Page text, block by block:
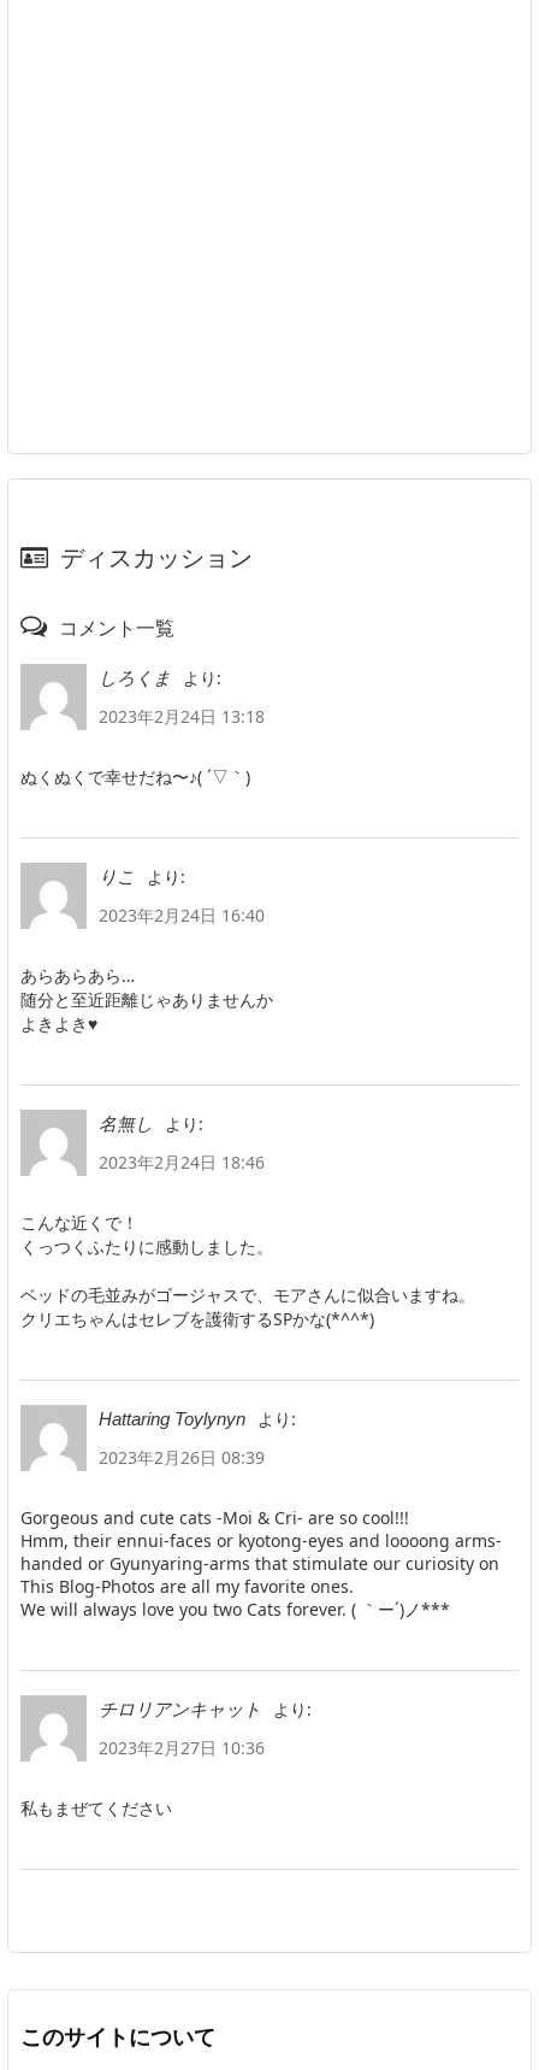
ディスカッション
コメント一覧
しろくま
より:
2023年2月24日 13:18
ぬくぬくで幸せだね〜♪( ´▽｀)
りこ
より:
2023年2月24日 16:40
あらあらあら…
随分と至近距離じゃありませんか
よきよき♥️
名無し
より:
2023年2月24日 18:46
こんな近くで！
くっつくふたりに感動しました。
ベッドの毛並みがゴージャスで、モアさんに似合いますね。
クリエちゃんはセレブを護衛するSPかな(*^^*)
Hattaring Toylynyn
より:
2023年2月26日 08:39
Gorgeous and cute cats -Moi & Cri- are so cool!!!
Hmm, their ennui-faces or kyotong-eyes and loooong arms-
handed or Gyunyaring-arms that stimulate our curiosity on
This Blog-Photos are all my favorite ones.
We will always love you two Cats forever. ( ｀ー´)ノ***
チロリアンキャット
より:
2023年2月27日 10:36
私もまぜてください
このサイトについて